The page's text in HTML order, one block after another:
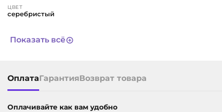
ЦВЕТ
серебристый
СРОК СЛУЖБЫ
ВСТРОЕННАЯ ПАМЯТЬ
11849
Показать всё
ОплатаГарантияВозврат товара
Оплачивайте как вам удобно